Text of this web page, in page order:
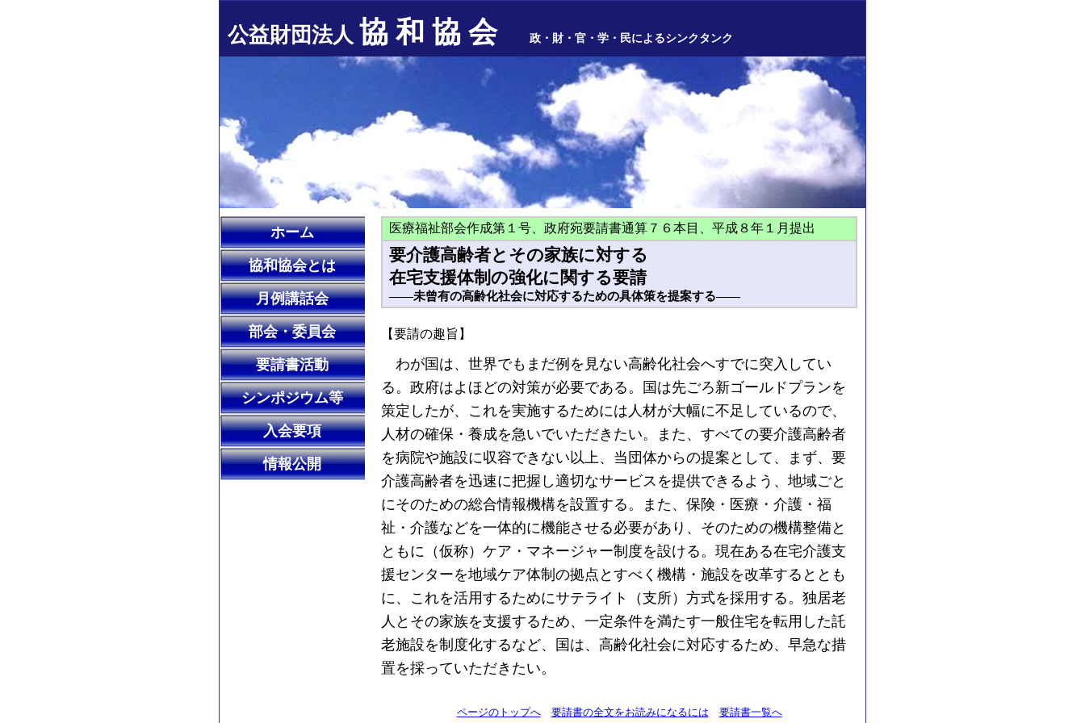
公益財団法人 協 和 協 会 政・財・官・学・民によるシンクタンク
ホーム
協和協会とは
月例講話会
部会・委員会
要請書活動
シンポジウム等
入会要項
情報公開
医療福祉部会作成第１号、政府宛要請書通算７６本目、平成８年１月提出
要介護高齢者とその家族に対する
在宅支援体制の強化に関する要請
――未曾有の高齢化社会に対応するための具体策を提案する――
【要請の趣旨】
わが国は、世界でもまだ例を見ない高齢化社会へすでに突入してい
る。政府はよほどの対策が必要である。国は先ごろ新ゴールドプランを
策定したが、これを実施するためには人材が大幅に不足しているので、
人材の確保・養成を急いでいただきたい。また、すべての要介護高齢者
を病院や施設に収容できない以上、当団体からの提案として、まず、要
介護高齢者を迅速に把握し適切なサービスを提供できるよう、地域ごと
にそのための総合情報機構を設置する。また、保険・医療・介護・福
祉・介護などを一体的に機能させる必要があり、そのための機構整備と
ともに（仮称）ケア・マネージャー制度を設ける。現在ある在宅介護支
援センターを地域ケア体制の拠点とすべく機構・施設を改革するととも
に、これを活用するためにサテライト（支所）方式を採用する。独居老
人とその家族を支援するため、一定条件を満たす一般住宅を転用した託
老施設を制度化するなど、国は、高齢化社会に対応するため、早急な措
置を採っていただきたい。
ページのトップへ 要請書の全文をお読みになるには 要請書一覧へ